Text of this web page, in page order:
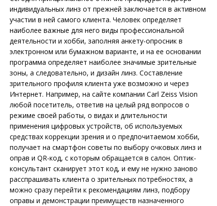
индивидуальных линз от прежней заключается в активном
участии в ней самого клиента. Человек определяет
наиболее важные для него виды профессиональной
деятельности и хобби, заполняя анкету-опросник в
электронном или бумажном варианте, и на ее основании
программа определяет наиболее значимые зрительные
зоны, а следовательно, и дизайн линз. Составление
зрительного профиля клиента уже возможно и через
Интернет. Например, на сайте компании Carl Zeiss Vision
любой посетитель, ответив на целый ряд вопросов о
режиме своей работы, о видах и длительности
применения цифровых устройств, об используемых
средствах коррекции зрения и о предпочитаемом хобби,
получает на смартфон советы по выбору очковых линз и
оправ и QR-код, с которым обращается в салон. Оптик-
консультант сканирует этот код, и ему не нужно заново
расспрашивать клиента о зрительных потребностях, а
можно сразу перейти к рекомендациям линз, подбору
оправы и демонстрации преимуществ назначенного